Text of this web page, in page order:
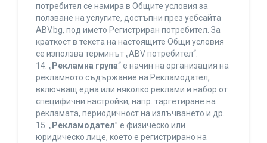
потребител се намира в Общите условия за
ползване на услугите, достъпни през уебсайта
ABV.bg, под името Регистриран потребител. За
краткост в текста на настоящите Общи условия
се използва терминът „ABV потребител“.
14. „ Рекламна група“ е начин на организация на
рекламното съдържание на Рекламодател,
включващ една или няколко реклами и набор от
специфични настройки, напр. таргетиране на
рекламата, периодичност на излъчването и др.
15. „ Рекламодател” е физическо или
юридическо лице, което е регистрирано на